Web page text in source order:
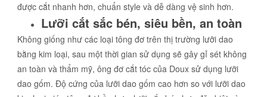
được cắt nhanh hơn, chuẩn style và dễ dàng vệ sinh hơn.
Lưỡi cắt sắc bén, siêu bền, an toàn
Không giống như các loại tông đơ trên thị trường lưỡi dao
bằng kim loại, sau một thời gian sử dụng sẽ gây gỉ sét không
an toàn và thẩm mỹ, ông đơ cắt tóc của Doux sử dụng lưỡi
dao gốm. Độ cứng của lưỡi dao gốm cao hơn so với lưỡi dao